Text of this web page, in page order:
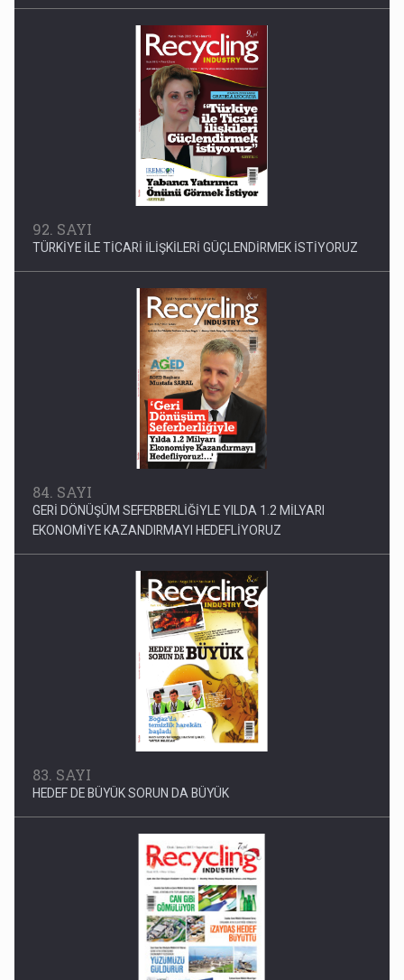
92. SAYI
TÜRKİYE İLE TİCARİ İLİŞKİLERİ GÜÇLENDİRMEK İSTİYORUZ
84. SAYI
GERİ DÖNÜŞÜM SEFERBERLİĞİYLE YILDA 1.2 MİLYARI
EKONOMİYE KAZANDIRMAYI HEDEFLİYORUZ
83. SAYI
HEDEF DE BÜYÜK SORUN DA BÜYÜK